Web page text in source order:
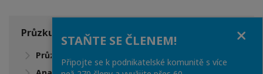
Průzkum & studie trhu
Průzkum trhu
STAŇTE SE ČLENEM!
Připojte se k podnikatelské komunitě s více